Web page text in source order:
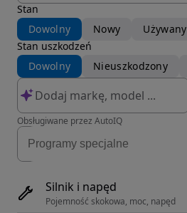
Stan
Dowolny
Nowy
Używany
Stan uszkodzeń
Dowolny
Nieuszkodzony
Obsługiwane przez AutoIQ
Silnik i napęd
Pojemność skokowa, moc, napęd